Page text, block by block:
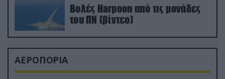
Βολές Harpoon από τις μονάδες
του ΠΝ (βίντεο)
ΑΕΡΟΠΟΡΙΑ